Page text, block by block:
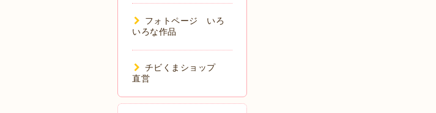
フォトページ いろ
いろな作品
チビくまショップ
直営